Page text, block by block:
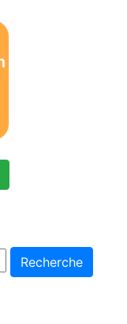
Recherche